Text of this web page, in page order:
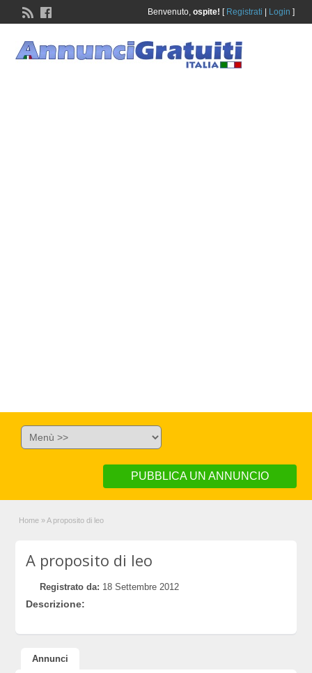
Benvenuto, ospite! [ Registrati Login ]
PUBBLICA UN ANNUNCIO
Home » A proposito di leo
A proposito di leo
Registrato da: 18 Settembre 2012
Descrizione:
Annunci